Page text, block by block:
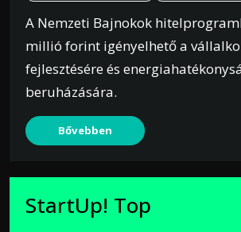
A Nemzeti Bajnokok
millió forint igényelhető a
fejlesztésére és
beruházására.
Bővebben
StartUp! Top